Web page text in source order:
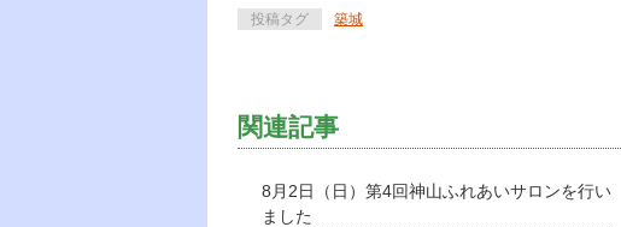
投稿タグ 築城
関連記事
8月2日（日）第4回神山ふれあいサロンを行い
ました